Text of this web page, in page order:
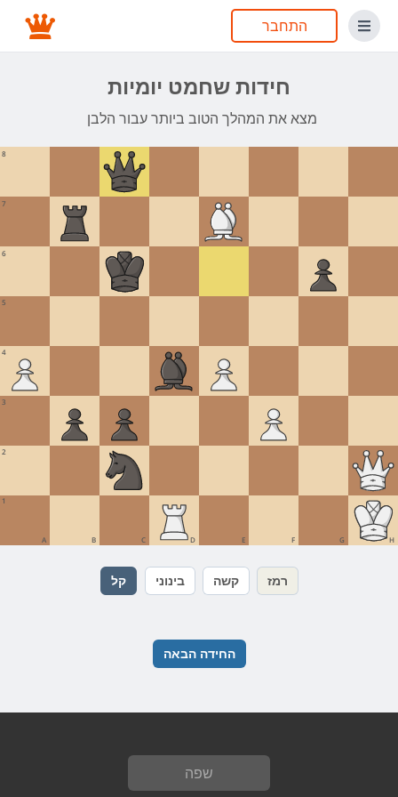
התחבר
חידות שחמט יומיות
מצא את המהלך הטוב ביותר עבור הלבן
8
7
6
5
4
3
2
1
A B C D E F G H
קל בינוני קשה רמז
החידה הבאה
שפה